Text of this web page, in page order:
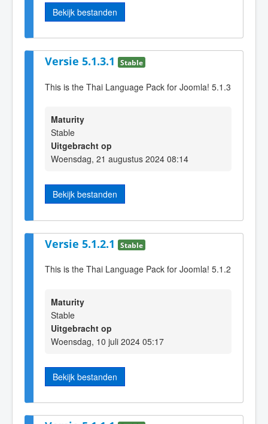
Bekijk bestanden
Versie 5.1.3.1 Stable
This is the Thai Language Pack for Joomla! 5.1.3
Maturity
Stable
Uitgebracht op
Woensdag, 21 augustus 2024 08:14
Bekijk bestanden
Versie 5.1.2.1 Stable
This is the Thai Language Pack for Joomla! 5.1.2
Maturity
Stable
Uitgebracht op
Woensdag, 10 juli 2024 05:17
Bekijk bestanden